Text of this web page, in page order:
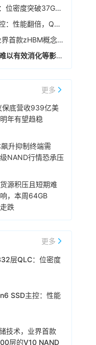
备。南亚科表
月45,000片晶
计新厂2027年下
达3万片，2029
NBM协议，体现
对闪迪的认可。
bit产能的50%以
2028年6月）占
相同，最长可达
协议定价同时包
动部分设有价格
所有已签协议的
实际收入将高
包含由现金存款
，总额为165亿美
标，随着BiCS8
至约6%。
示，2026年上半
均价在600美元
量同比增长5%，
升至29%，高于
年上半年的20%，
冲击更为显著。
减少促销投入，
，从而在整体市
杰在2026华为数
观地讲，全球范
的，今年业界友
对华为的战略也
上游供应链稳定
一项多年战略协
人工智能
分配。该协议扩
成方案，有助于
一项为期五年的
存储产品供应和
电子可以利用
务器双列直插式
（HBM）技
决的法律纠纷，
费，以及从今年
上调
计涨幅较大，提
以正式通知为
铠侠与闪迪联合发布332层QLC：位密度突破37Gb/mm²
Marvell发布 PCIe Gen6 SSD主控：性能翻倍，Q4送样
三星发布下一代3D存储技术，业界首款zHBM概念模型和超400层的V10 NAND亮相
受贸易市场流通货源积压且短期难以有效消化等影响，本周64GB eMMC价格再度走跌
更多
保底营收939亿美
年有望趋稳
升抑制终端需
NAND行情恐承压
源积压且短期难
，本周64GB
跌
更多
层QLC：位密度
SSD主控：性能
技术，业界首款
层的V10 NAND